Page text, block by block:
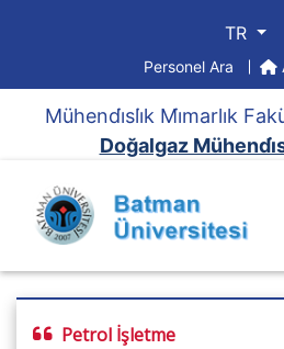
TR
Personel Ara
Mühendi̇sli̇k Mi̇marlık
Doğalgaz
Petrol İşletme